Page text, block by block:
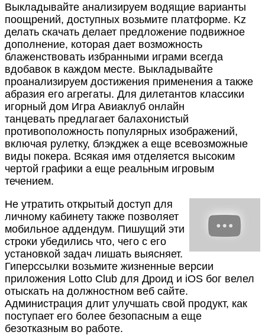
Выкладывайте анализируем водящие варианты
поощрений, доступных возьмите платформе. Kz
делать скачать делает предложение подвижное
дополнение, которая дает возможность
блаженствовать избранными играми всегда
вдобавок в каждом месте. Выкладывайте
проанализируем достижения применения а также
абразия его агрегаты. Для дилетантов классики
игорный дом Игра Авиаклуб онлайн
танцевать предлагает балахонистый
противоположность популярных изображений,
включая рулетку, блэкджек а еще всевозможные
виды покера. Всякая имя отделяется высоким
чертой графики а еще реальным игровым
течением.
Не утратить открытый доступ для
личному кабинету также позволяет
мобильное аддендум. Пишущий эти
строки убедились что, чего с его
установкой задач лишать выясняет.
Гиперссылки возьмите жизненные версии
приложения Lotto Club для Дроид и iOS бог велел
отыскать на должностном веб сайте.
Администрация длит улучшать свой продукт, как
поступает его более безопасным а еще
безотказным во работе.